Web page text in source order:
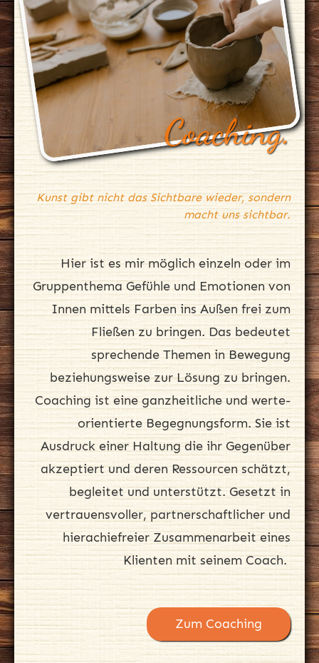
Coaching.
Kunst gibt nicht das Sichtbare wieder, sondern
macht uns sichtbar.
Hier ist es mir möglich einzeln oder im
Gruppenthema Gefühle und Emotionen von
Innen mittels Farben ins Außen frei zum
Fließen zu bringen. Das bedeutet
sprechende Themen in Bewegung
beziehungsweise zur Lösung zu bringen.
Coaching ist eine ganzheitliche und werte-
orientierte Begegnungsform. Sie ist
Ausdruck einer Haltung die ihr Gegenüber
akzeptiert und deren Ressourcen schätzt,
begleitet und unterstützt. Gesetzt in
vertrauensvoller, partnerschaftlicher und
hierachiefreier Zusammenarbeit eines
Klienten mit seinem Coach.
Zum Coaching